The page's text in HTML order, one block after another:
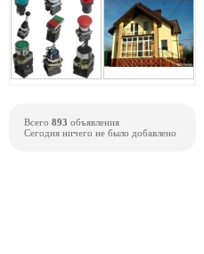
Всего 893 объявления
Сегодня ничего не было добавлено